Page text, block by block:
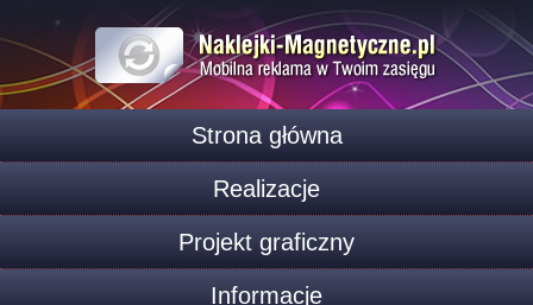
Strona główna
Realizacje
Projekt graficzny
Informacje